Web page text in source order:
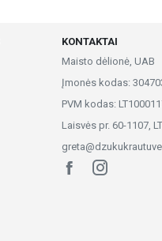
KONTAKTAI
Maisto dėlionė, UAB
Įmonės kodas:
PVM kodas:
Laisvės pr. 60-1107,